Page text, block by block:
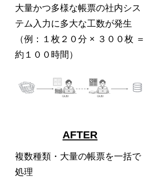
大量かつ多様な帳票の社内シス
テム入力に多大な工数が発生
（例：１枚２０分 × ３００枚 ＝
約１００時間）
AFTER
複数種類・大量の帳票を一括で
処理